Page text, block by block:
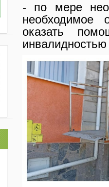
- по мере
необходимое
оказать